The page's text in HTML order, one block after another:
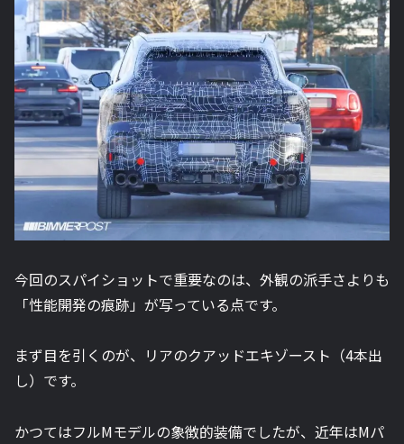
今回のスパイショットで重要なのは、外観の派手さよりも
「性能開発の痕跡」が写っている点です。
まず目を引くのが、リアのクアッドエキゾースト（4本出
し）です。
かつてはフルMモデルの象徴的装備でしたが、近年はMパ